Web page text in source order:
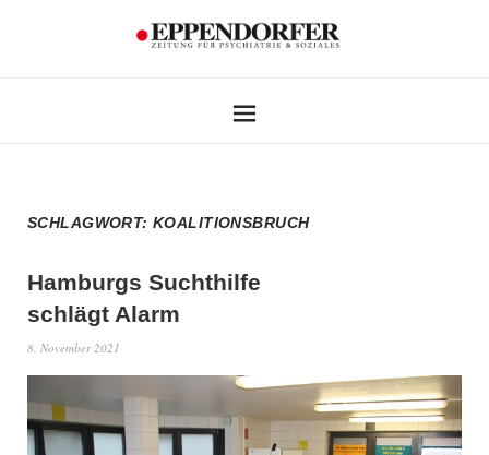
SCHLAGWORT:KOALITIONSBRUCH
Hamburgs Suchthilfe
schlägt Alarm
8. November 2021